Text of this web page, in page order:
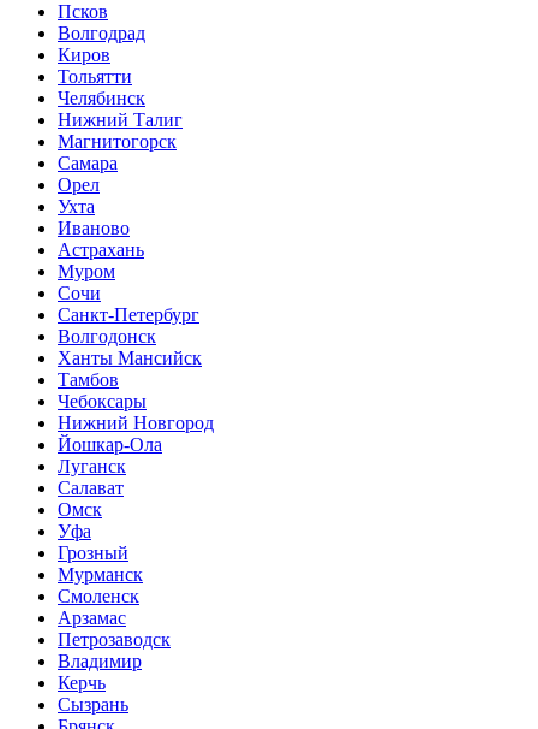
Псков
Волгодрад
Киров
Тольятти
Челябинск
Нижний Талиг
Магнитогорск
Самара
Орел
Ухта
Иваново
Астрахань
Муром
Сочи
Санкт-Петербург
Волгодонск
Ханты Мансийск
Тамбов
Чебоксары
Нижний Новгород
Йошкар-Ола
Луганск
Салават
Омск
Уфа
Грозный
Мурманск
Смоленск
Арзамас
Петрозаводск
Владимир
Керчь
Сызрань